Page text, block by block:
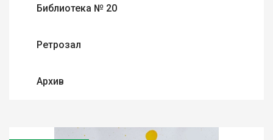
Библиотека № 20
Ретрозал
Архив